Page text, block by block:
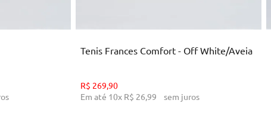
Tenis Frances Comfort - Off White/Aveia
R$ 269,90
Em até 10x R$ 26,99 sem juros